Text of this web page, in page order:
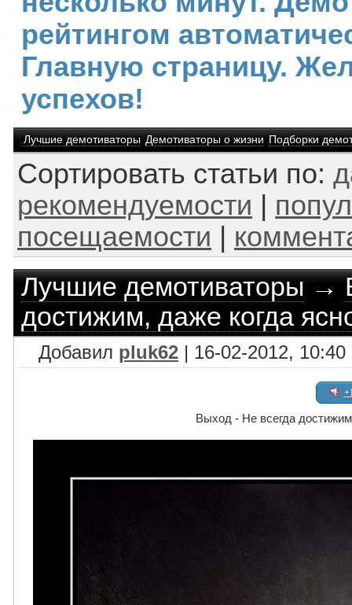
рейтингом
Главную страницу.
успехов!
Лучшие демотиваторы Демотиваторы о жизни Подборки
Сортировать статьи по:
рекомендуемости
посещаемости
Лучшие демотиваторы→
достижим, даже когда
Добавил pluk62 | 16-02-2012, 10:40
Выход - Не всегда